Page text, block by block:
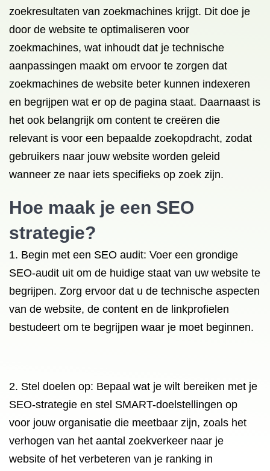
zoekresultaten van zoekmachines krijgt. Dit doe je
door de website te optimaliseren voor
zoekmachines, wat inhoudt dat je technische
aanpassingen maakt om ervoor te zorgen dat
zoekmachines de website beter kunnen indexeren
en begrijpen wat er op de pagina staat. Daarnaast is
het ook belangrijk om content te creëren die
relevant is voor een bepaalde zoekopdracht, zodat
gebruikers naar jouw website worden geleid
wanneer ze naar iets specifieks op zoek zijn.
Hoe maak je een SEO
strategie?
1. Begin met een SEO audit: Voer een grondige
SEO-audit uit om de huidige staat van uw website te
begrijpen. Zorg ervoor dat u de technische aspecten
van de website, de content en de linkprofielen
bestudeert om te begrijpen waar je moet beginnen.
2. Stel doelen op: Bepaal wat je wilt bereiken met je
SEO-strategie en stel SMART-doelstellingen op
voor jouw organisatie die meetbaar zijn, zoals het
verhogen van het aantal zoekverkeer naar je
website of het verbeteren van je ranking in